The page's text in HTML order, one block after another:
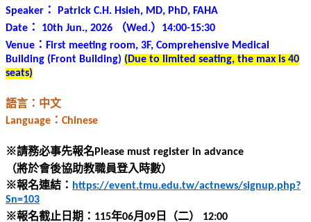
Speaker ：
Patrick C.H. Hsieh, MD, PhD, FAHA
Date ： 10th Jun., 2026 （Wed.） 14:00-15:30
Venue ： First meeting room, 3F, Comprehensive Medical
Building (Front Building) (Due to limited seating, the max is 40
seats)
語言：中文
Language ： Chinese
※請務必事先報名 Please must register in advance
（將於會後協助教職員登入時數）
※報名連結： https://event.tmu.edu.tw/actnews/signup.php?
Sn=103
※報名截止日期： 115年06月 09 日（二） 12:00